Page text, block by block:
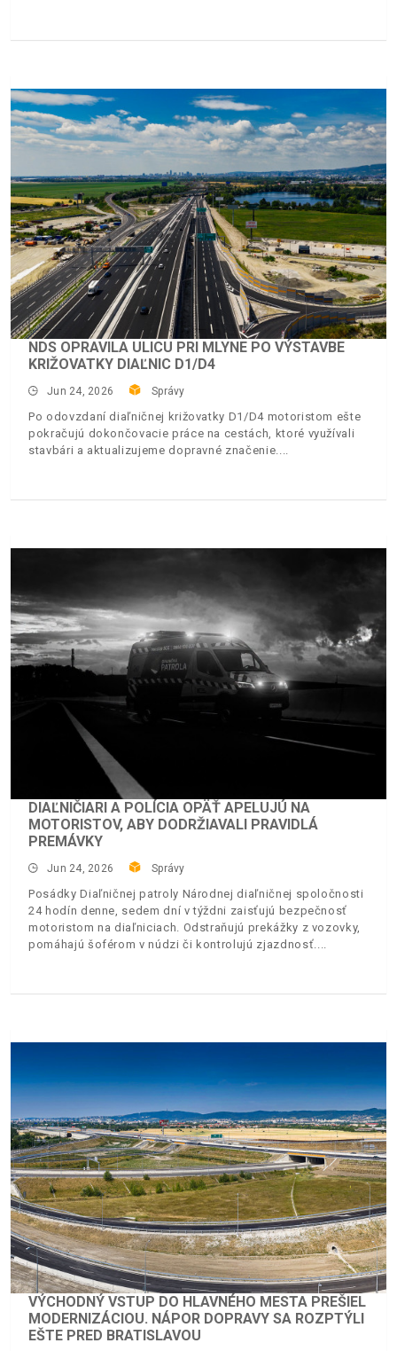
NDS OPRAVILA ULICU PRI MLYNE PO VÝSTAVBE
KRIŽOVATKY DIAĽNIC D1/D4
Jun 24, 2026 Správy
Po odovzdaní diaľničnej križovatky D1/D4 motoristom ešte
pokračujú dokončovacie práce na cestách, ktoré využívali
stavbári a aktualizujeme dopravné značenie.
DIAĽNIČIARI A POLÍCIA OPÄŤ APELUJÚ NA
MOTORISTOV, ABY DODRŽIAVALI PRAVIDLÁ
PREMÁVKY
Jun 24, 2026 Správy
Posádky Diaľničnej patroly Národnej diaľničnej spoločnosti
24 hodín denne, sedem dní v týždni zaisťujú bezpečnosť
motoristom na diaľniciach. Odstraňujú prekážky z vozovky,
pomáhajú šoférom v núdzi či kontrolujú zjazdnosť.
VÝCHODNÝ VSTUP DO HLAVNÉHO MESTA PREŠIEL
MODERNIZÁCIOU. NÁPOR DOPRAVY SA ROZPTÝLI
EŠTE PRED BRATISLAVOU